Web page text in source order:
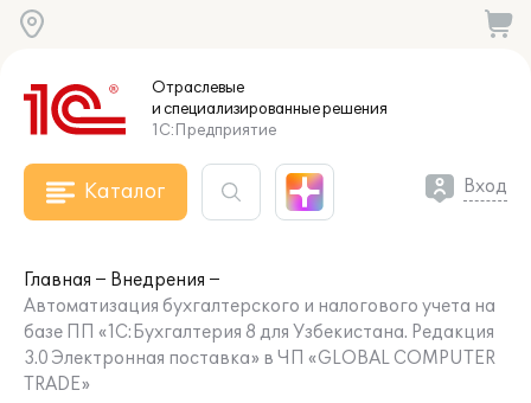
Отраслевые
и специализированныерешения
1С:Предприятие
Каталог Вход
Главная
Внедрения
Автоматизация бухгалтерского и налогового учета на
базе ПП «1С:Бухгалтерия 8 для Узбекистана. Редакция
3.0 Электронная поставка» в ЧП «GLOBAL COMPUTER
TRADE»